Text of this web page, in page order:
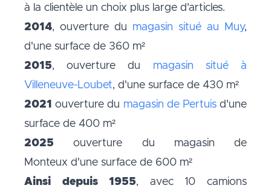
à la clientèle un choix plus large d'articles.
2014, ouverture du magasin situé au Muy,
d'une surface de 360 m²
2015, ouverture du magasin situé à
Villeneuve-Loubet, d'une surface de 430 m²
2021 ouverture du magasin de Pertuisd'une
surface de 400 m²
2025 ouverture du magasin de
Monteux d'une surface de 600 m²
Ainsi depuis 1955, avec 10 camions